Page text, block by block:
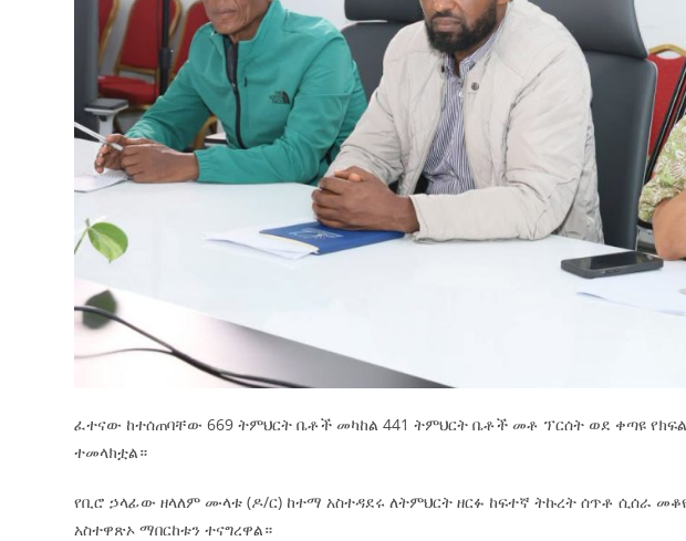
ፈተናው ከተሰጠባቸው 669 ትምህርት ቤቶች መካከል 441 ትምህርት ቤቶች መቶ ፕርሰት ወደ ቀጣዩ
ተመላክቷል።
የቢሮ ኃላፊው ዘላለም ሙላቱ (ዶ/ር) ከተማ አስተዳደሩ ለትምህርት ዘርፉ ከፍተኛ ትኩረት ሰጥቶ ሲሰራ
አስተዋጽኦ ማበርከቱን ተናግረዋል።